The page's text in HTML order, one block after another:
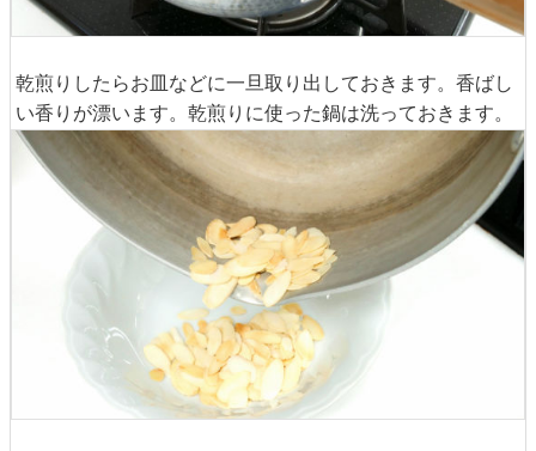
乾煎りしたらお皿などに一旦取り出しておきます。香ばし
い香りが漂います。乾煎りに使った鍋は洗っておきます。